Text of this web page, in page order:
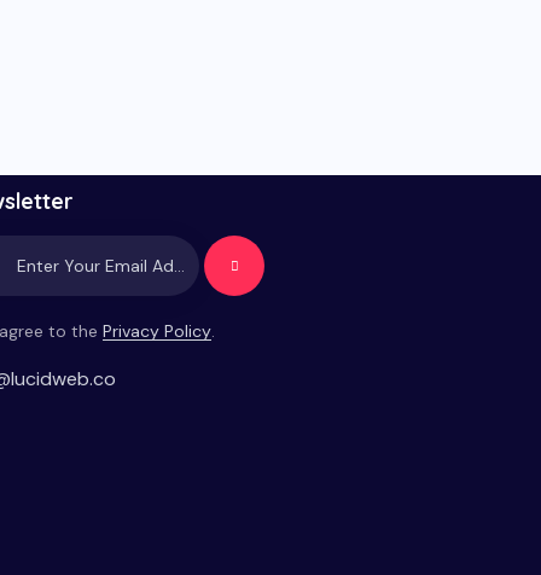
Subscrib
to the Privacy Policy.